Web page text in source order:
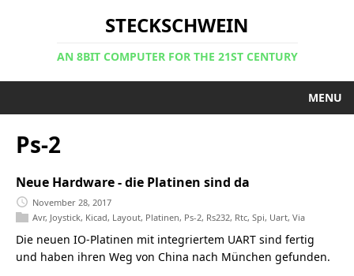
STECKSCHWEIN
AN 8BIT COMPUTER FOR THE 21ST CENTURY
MENU
Ps-2
Neue Hardware - die Platinen sind da
November 28, 2017
Avr, Joystick, Kicad, Layout, Platinen, Ps-2, Rs232, Rtc, Spi, Uart, Via
Die neuen IO-Platinen mit integriertem UART sind fertig
und haben ihren Weg von China nach München gefunden.